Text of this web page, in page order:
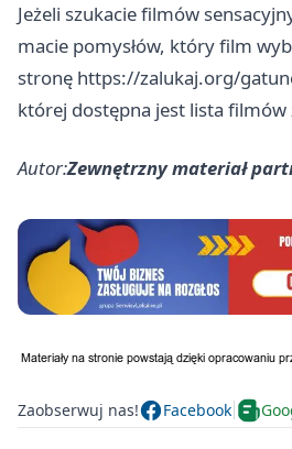
Jeżeli szukacie filmów
macie pomysłów, który film
stronę https://zalukaj.org/
której dostępna jest lista filmów
Autor:Zewnętrzny materiał
Zaobserwuj nas! Facebook